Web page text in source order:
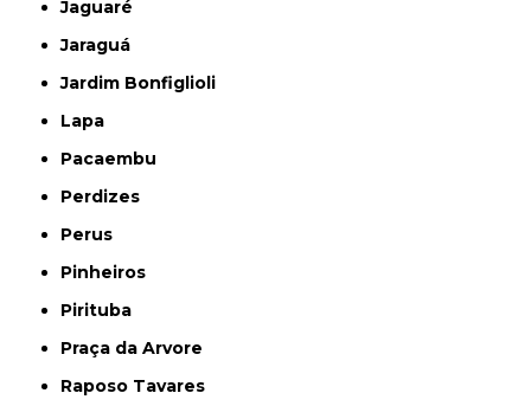
Jaguaré
Jaraguá
Jardim Bonfiglioli
Lapa
Pacaembu
Perdizes
Perus
Pinheiros
Pirituba
Praça da Arvore
Raposo Tavares